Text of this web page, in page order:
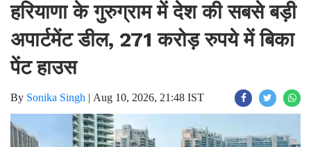
हरियाणा के गुरुग्राम में देश की सबसे बड़ी
अपार्टमेंट डील, 271 करोड़ रुपये में बिका
पेंट हाउस
By Sonika Singh | Aug 10, 2026, 21:48 IST